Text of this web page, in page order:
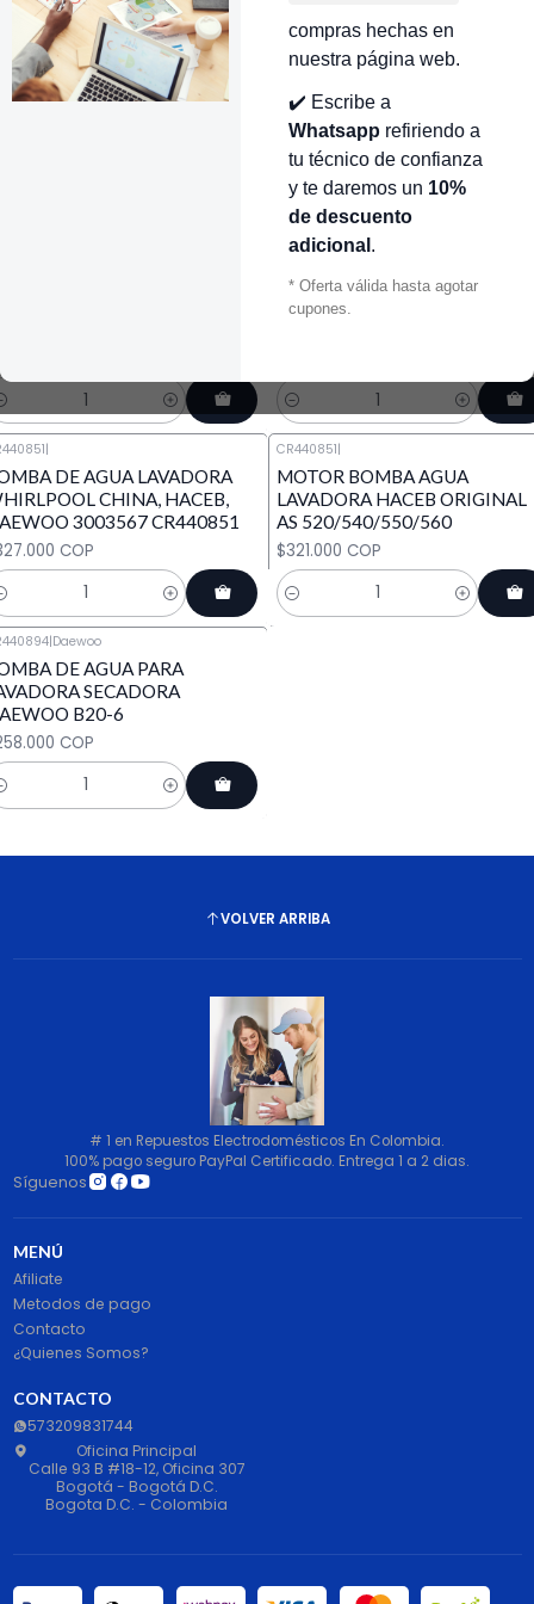
compras hechas en
nuestra página web.
✔️ Escribe a
Whatsapp refiriendo a
tu técnico de confianza
y te daremos un 10%
de descuento
adicional .
* Oferta válida hasta agotar
cupones.
a una oficina.
CR440015|Daewoo
BOMBA IMPELLER 65W
PLAQUETA AMARILLA LARGA
HACEB ABBA DAEWOO
WG04F09411 CR440015 |
Cantidad
|
DE AGUA LAVADORA
CHINA, HACEB,
3003567 CR440851
COP
CR440851|
MOTOR BOMBA AGUA
LAVADORA HACEB ORIGINAL
AS 520/540/550/560
$321.000 COP
Cantidad
|Daewoo
DE AGUA PARA
SECADORA
B20-6
COP
VOLVER ARRIBA
# 1 en Repuestos Electrodomésticos En Colombia.
100% pago seguro PayPal Certificado. Entrega 1 a 2 dias.
Síguenos
MENÚ
Afiliate
Metodos de pago
Contacto
¿Quienes Somos?
CONTACTO
573209831744
Oficina Principal
Calle 93 B #18-12, Oficina 307
Bogotá - Bogotá D.C.
Bogota D.C. - Colombia